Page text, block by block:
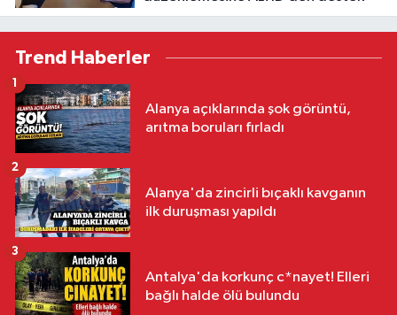
Trend Haberler
Alanya açıklarında şok görüntü,
arıtma boruları fırladı
1
Alanya'da zincirli bıçaklı kavganın
ilk duruşması yapıldı
2
Antalya'da korkunç c*nayet! Elleri
bağlı halde ölü bulundu
3